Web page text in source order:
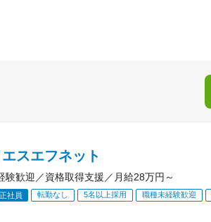
スエフネット
験歓迎／資格取得支援／月給28万円～
正社員 転勤なし 5名以上採用 職種未経験歓迎